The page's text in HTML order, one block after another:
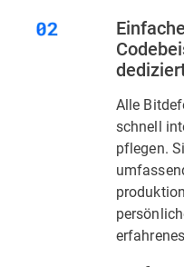
Alle
schnell
pflegen.